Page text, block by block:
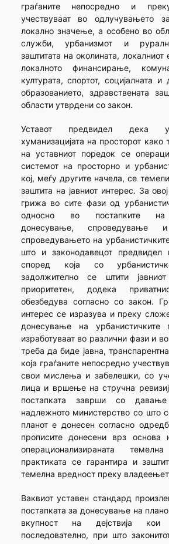
граѓаните непосредно и
учествуваат во одлучувањето
локално значење, а особено во
служби, урбанизмот и
заштитата на околината, локалниот
локалното финансирање,
културата, спортот, социјалната и
образованието, здравствената
области утврдени со закон.
Уставот предвидел дека
хуманизацијата на просторот како
на уставниот поредок се
системот на просторно и
кој, меѓу другите начела, се
заштита на јавниот интерес. За
грижа во сите фази од
односно во постапките на
донесување,
спроведувањето на
што и законодавецот предвидел
според која со
задолжително се штити
приоритетен, додека
обезбедува согласно со закон.
интерес се изразува и преку
донесување на
изработуваат во различни фази и
треба да биде јавна,
која граѓаните непосредно
свои мислења и забелешки, со
лица и вршење на стручна
постапката заврши со
надлежното министерство со што
планот е донесен согласно
прописите донесени врз основа
операционализираната
практиката се гарантира и
темелна вредност преку
Ваквиот уставен стандард
постапката за донесување на
вкупност на дејствија
последователно, при што